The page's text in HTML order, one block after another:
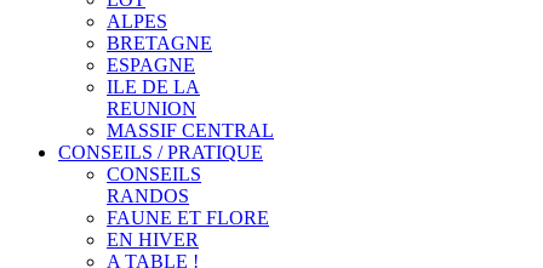
ALPES
BRETAGNE
ESPAGNE
ILE DE LA
REUNION
MASSIF CENTRAL
CONSEILS / PRATIQUE
CONSEILS
RANDOS
FAUNE ET FLORE
EN HIVER
A TABLE !